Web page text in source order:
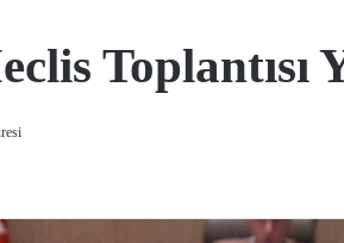
Toplantısı